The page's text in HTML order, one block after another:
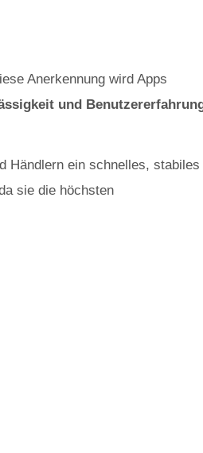
Anerkennung wird Apps
und
Händlern ein schnelles, stabiles
sie die höchsten